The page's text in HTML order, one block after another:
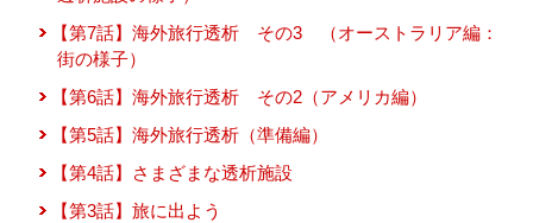
【第7話】海外旅行透析 その3 （オーストラリア編：
街の様子）
【第6話】海外旅行透析 その2（アメリカ編）
【第5話】海外旅行透析（準備編）
【第4話】さまざまな透析施設
【第3話】旅に出よう